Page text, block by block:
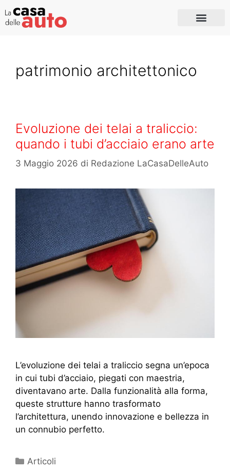
patrimonio architettonico
Evoluzione dei telai a traliccio:
quando i tubi d’acciaio erano arte
3 Maggio 2026 di Redazione LaCasaDelleAuto
L’evoluzione dei telai a traliccio segna un’epoca
in cui tubi d’acciaio, piegati con maestria,
diventavano arte. Dalla funzionalità alla forma,
queste strutture hanno trasformato
l’architettura, unendo innovazione e bellezza in
un connubio perfetto.
Articoli